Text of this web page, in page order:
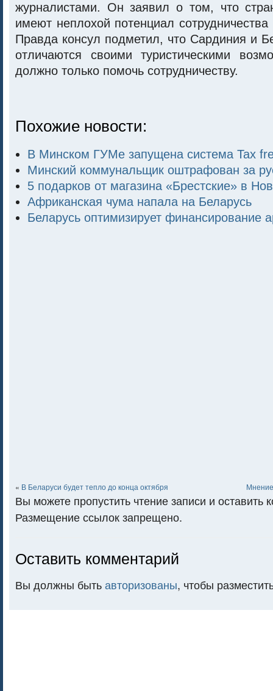
журналистами. Он заявил о том, что
имеют неплохой потенциал
Правда консул подметил, что Сардиния и
отличаются своими туристическими
должно только помочь сотрудничеству.
Похожие новости:
В Минском ГУМе запущена система Tax
Минский коммунальщик оштрафован за
5 подарков от магазина «Брестские» в
Африканская чума напала на Беларусь
Беларусь оптимизирует финансирование
« В Беларуси будет тепло до конца октября
Вы можете пропустить чтение записи и оставить
Размещение ссылок запрещено.
Оставить комментарий
Вы должны бытьавторизованы, чтобы